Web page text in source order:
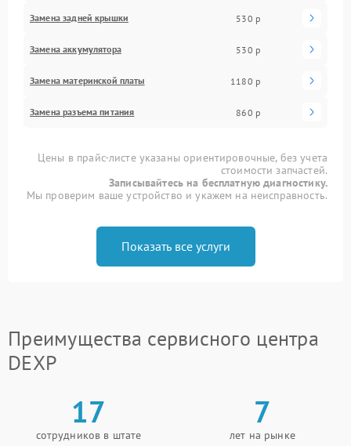
Замена задней крышки 530 р
Замена аккумулятора 530 р
Замена материнской платы 1180 р
Замена разъема питания 860 р
Цены в прайс-листе указаны ориентировочные, без учета
стоимости запчастей.
Записывайтесь на бесплатную диагностику.
Мы проверим ваше устройство и укажем на неисправность.
Показать все услуги
Преимущества сервисного центра
DEXP
17
сотрудников в штате
7
лет на рынке